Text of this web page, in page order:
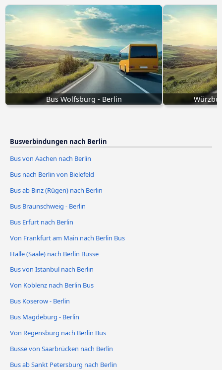
Bus Wolfsburg - Berlin
Busverbindungen nach Berlin
Bus von Aachen nach Berlin
Bus nach Berlin von Bielefeld
Bus ab Binz (Rügen) nach Berlin
Bus Braunschweig - Berlin
Bus Erfurt nach Berlin
Von Frankfurt am Main nach Berlin Bus
Halle (Saale) nach Berlin Busse
Bus von Istanbul nach Berlin
Von Koblenz nach Berlin Bus
Bus Koserow - Berlin
Bus Magdeburg - Berlin
Von Regensburg nach Berlin Bus
Busse von Saarbrücken nach Berlin
Bus ab Sankt Petersburg nach Berlin